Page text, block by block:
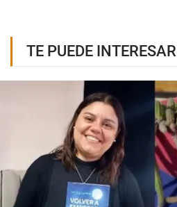
TE PUEDE INTERESAR